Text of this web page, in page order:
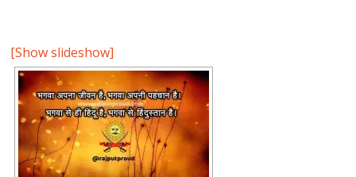
[Show slideshow]